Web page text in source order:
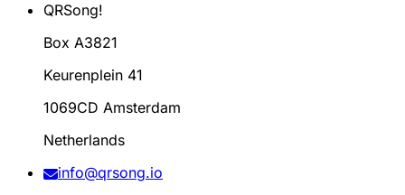
QRSong!
Box A3821
Keurenplein 41
1069CD Amsterdam
Netherlands
info@qrsong.io